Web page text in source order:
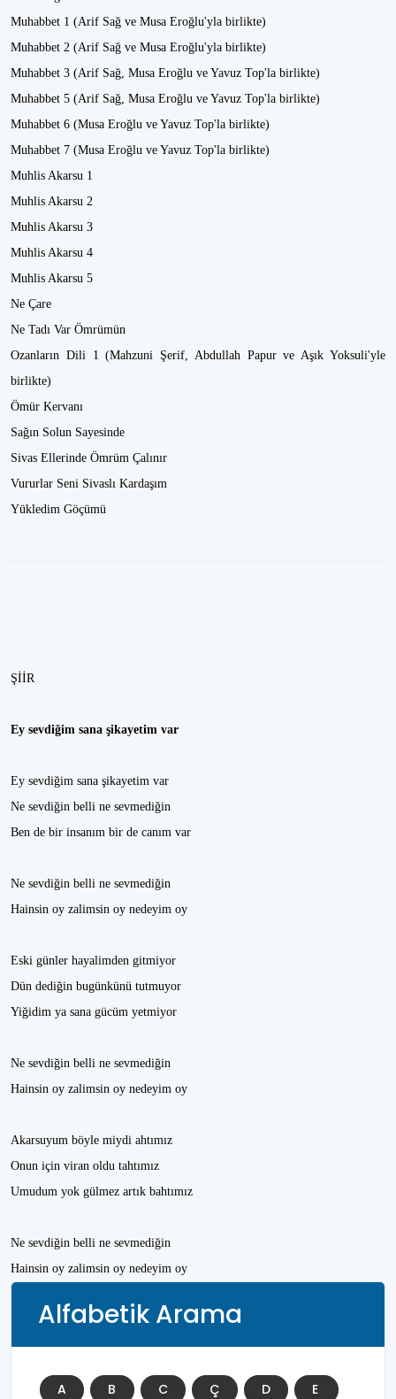
Muhabbet 1 (Arif Sağ ve Musa Eroğlu'yla birlikte)
Muhabbet 2 (Arif Sağ ve Musa Eroğlu'yla birlikte)
Muhabbet 3 (Arif Sağ, Musa Eroğlu ve Yavuz Top'la birlikte)
Muhabbet 5 (Arif Sağ, Musa Eroğlu ve Yavuz Top'la birlikte)
Muhabbet 6 (Musa Eroğlu ve Yavuz Top'la birlikte)
Muhabbet 7 (Musa Eroğlu ve Yavuz Top'la birlikte)
Muhlis Akarsu 1
Muhlis Akarsu 2
Muhlis Akarsu 3
Muhlis Akarsu 4
Muhlis Akarsu 5
Ne Çare
Ne Tadı Var Ömrümün
Ozanların Dili 1 (Mahzuni Şerif, Abdullah Papur ve Aşık Yoksuli'yle
birlikte)
Ömür Kervanı
Sağın Solun Sayesinde
Sivas Ellerinde Ömrüm Çalınır
Vururlar Seni Sivaslı Kardaşım
Yükledim Göçümü
ŞİİR
Ey sevdiğim sana şikayetim var
Ey sevdiğim sana şikayetim var
Ne sevdiğin belli ne sevmediğin
Ben de bir insanım bir de canım var
Ne sevdiğin belli ne sevmediğin
Hainsin oy zalimsin oy nedeyim oy
Eski günler hayalimden gitmiyor
Dün dediğin bugünkünü tutmuyor
Yiğidim ya sana gücüm yetmiyor
Ne sevdiğin belli ne sevmediğin
Hainsin oy zalimsin oy nedeyim oy
Akarsuyum böyle miydi ahtımız
Onun için viran oldu tahtımız
Umudum yok gülmez artık bahtımız
Ne sevdiğin belli ne sevmediğin
Hainsin oy zalimsin oy nedeyim oy
Alfabetik Arama
A B C Ç D
E